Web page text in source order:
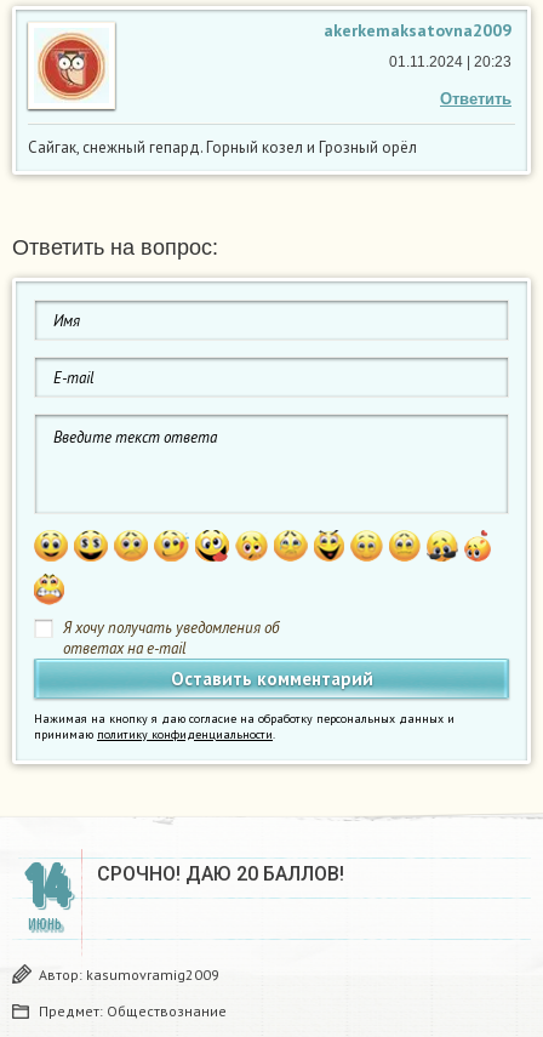
akerkemaksatovna2009
Ответить
01.11.2024 | 20:23
Сайгак, снежный гепард. Горный козел и Грозный орёл
Ответить на вопрос:
Я хочу получать уведомления об
ответах на e-mail
Нажимая на кнопку я даю согласие на обработку персональных данных и
принимаю политику конфиденциальности.
14
ИЮНЬ
СРОЧНО! ДАЮ 20 БАЛЛОВ! ​
Автор: kasumovramig2009
Предмет: Обществознание